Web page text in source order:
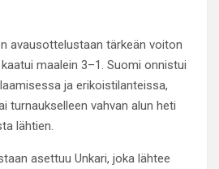
avausottelustaan tärkeän voiton
maalein 3–1. Suomi onnistui
ja erikoistilanteissa,
turnaukselleen vahvan alun heti
lähtien.
asettuu Unkari, joka lähtee